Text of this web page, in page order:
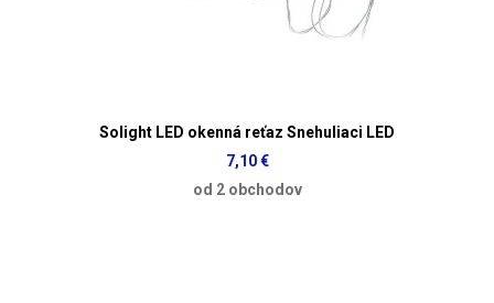
Solight LED okenná reťaz Snehuliaci LED
7,10 €
od 2 obchodov